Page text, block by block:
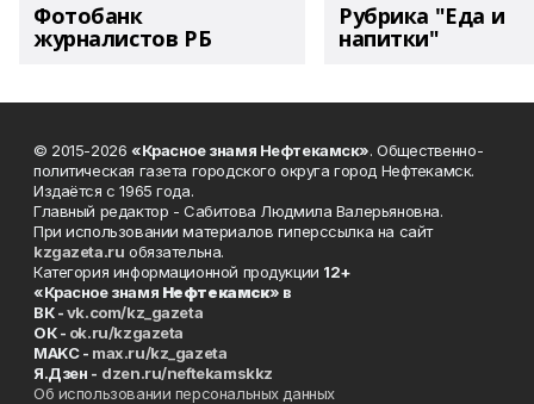
Фотобанк
журналистов РБ
Рубрика "Еда и
напитки"
© 2015-2026 «Красное знамя Нефтекамск». Общественно-
политическая газета городского округа город Нефтекамск.
Издаётся с 1965 года.
Главный редактор - Сабитова Людмила Валерьяновна.
При использовании материалов гиперссылка на сайт
kzgazeta.ru обязательна.
Категория информационной продукции 12+
«Красное знамя Нефтекамск» в
ВК -vk.com/kz_gazeta
ОК - ok.ru/kzgazeta
MAKC - max.ru/kz_gazeta
Я.Дзен - dzen.ru/neftekamskkz
Об использовании персональных данных